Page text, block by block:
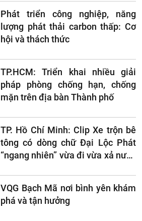
Phát triển công nghiệp, năng
lượng phát thải carbon thấp: Cơ
hội và thách thức
TP.HCM: Triển khai nhiều giải
pháp phòng chống hạn, chống
mặn trên địa bàn Thành phố
TP. Hồ Chí Minh: Clip Xe trộn bê
tông có dòng chữ Đại Lộc Phát
“ngang nhiên” vừa đi vừa xả nước
VQG Bạch Mã nơi bình yên khám
phá và tận hưởng